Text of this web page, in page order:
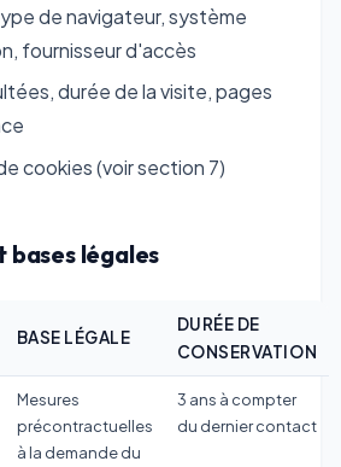
de navigateur, système
fournisseur d'accès
durée de la visite, pages
cookies (voir section 7)
bases légales
BASE LÉGALE
DURÉE DE
CONSERVATION
Mesures
précontractuelles
à la demande du
3 ans à compter
du dernier contact